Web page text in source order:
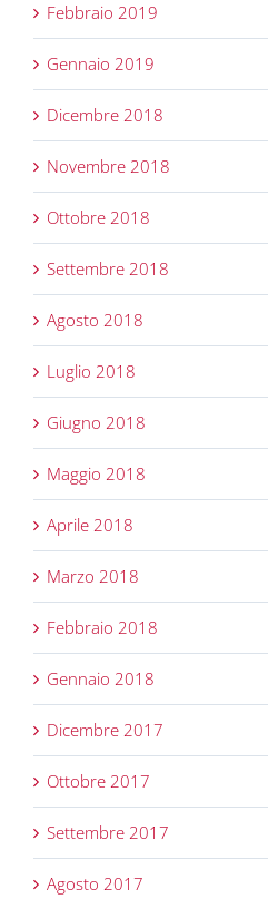
Febbraio 2019
Gennaio 2019
Dicembre 2018
Novembre 2018
Ottobre 2018
Settembre 2018
Agosto 2018
Luglio 2018
Giugno 2018
Maggio 2018
Aprile 2018
Marzo 2018
Febbraio 2018
Gennaio 2018
Dicembre 2017
Ottobre 2017
Settembre 2017
Agosto 2017